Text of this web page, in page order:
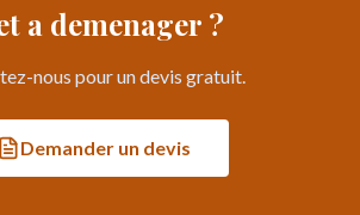
a demenager ?
nous pour un devis gratuit.
Demander un devis